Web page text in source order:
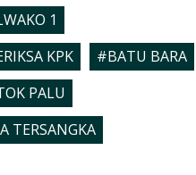
1
KPK
#BATU BARA
PALU
TERSANGKA